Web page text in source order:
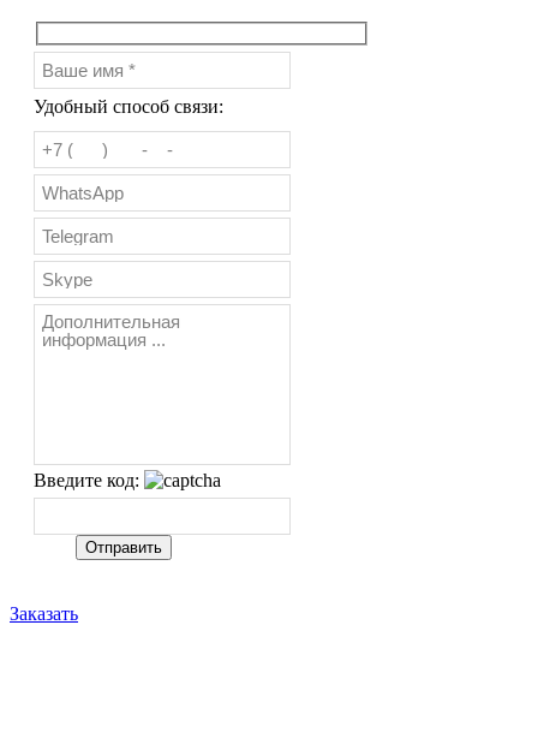
Удобный способ связи:
Введите код:
Заказать